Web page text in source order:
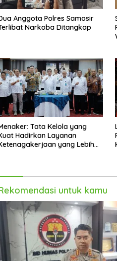
Anggota Polres Samosir
Narkoba Ditangkap
Tata Kelola yang
Hadirkan Layanan
yang Lebih
untuk kamu